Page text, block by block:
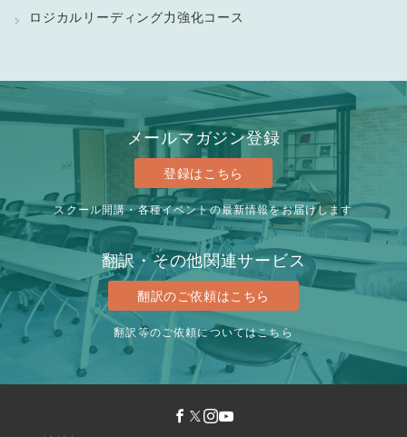
ロジカルリーディング力強化コース
メールマガジン登録
登録はこちら
スクール開講・各種イベントの最新情報をお届けします
翻訳・その他関連サービス
翻訳のご依頼はこちら
翻訳等のご依頼についてはこちら